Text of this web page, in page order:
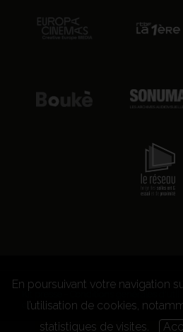
© 2026 CENTRE CULTUREL LES
Kit presse
Conditions générales
concours
En poursuivant votre navigation
l’utilisation de cookies,
statistiques de visites.